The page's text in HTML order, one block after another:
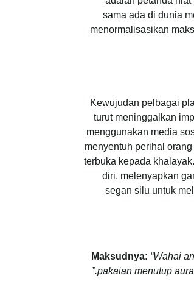
sama ada di dunia
menormalisasikan
Kewujudan pelbagai
turut meninggalkan
menggunakan media
menyentuh perihal
terbuka kepada
diri, melenyapkan
segan silu untuk
Maksudnya: “Wahai
pakaian menutup